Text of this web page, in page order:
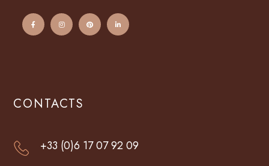
CONTACTS
+33 (0)6 17 07 92 09